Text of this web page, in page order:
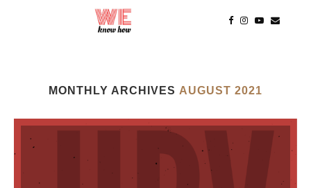
MONTHLY ARCHIVES AUGUST 2021